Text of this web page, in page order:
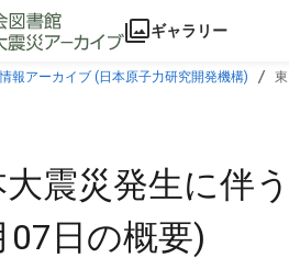
ギャラリー
報アーカイブ (日本原子力研究開発機構)
震災発生に伴
07日の概要)